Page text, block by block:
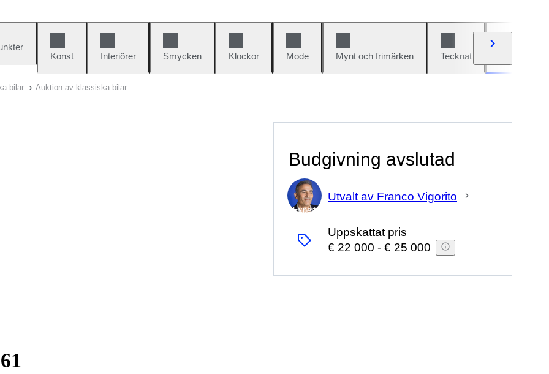
Konst
Interiörer Smycken Klockor Mode Mynt och frimärken Tecknat
bilar Auktion av klassiska bilar
Budgivning avslutad
Expert
Utvalt av Franco Vigorito
Uppskattat pris
€ 22 000 - € 25 000